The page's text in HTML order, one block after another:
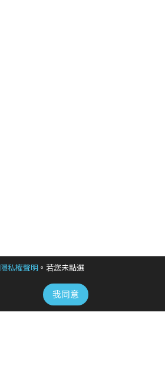
臺北市信義區信義路五段108號2樓B室
隱私權聲明 。若您未點選
我同意